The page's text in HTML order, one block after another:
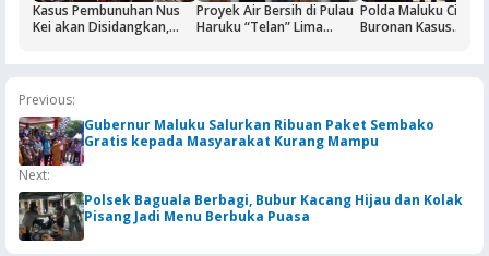
Kasus Pembunuhan Nus
Kei akan Disidangkan,
Proyek Air Bersih di Pulau
Haruku “Telan” Lima
Polda Maluku Ciduk
Buronan Kasus
Previous:
Gubernur Maluku Salurkan Ribuan Paket Sembako
Gratis kepada Masyarakat Kurang Mampu
Next:
Polsek Baguala Berbagi, Bubur Kacang Hijau dan Kolak
Pisang Jadi Menu Berbuka Puasa